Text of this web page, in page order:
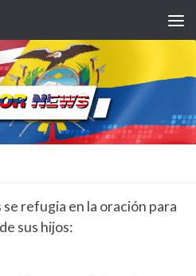
refugia en la oración para
sus hijos: